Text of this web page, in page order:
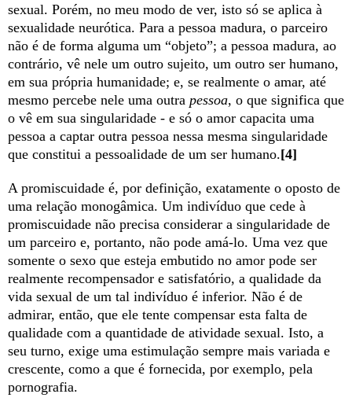
sexual. Porém, no meu modo de ver, isto só se aplica à
sexualidade neurótica. Para a pessoa madura, o parceiro
não é de forma alguma um “objeto”; a pessoa madura, ao
contrário, vê nele um outro sujeito, um outro ser humano,
em sua própria humanidade; e, se realmente o amar, até
mesmo percebe nele uma outra pessoa, o que significa que
o vê em sua singularidade - e só o amor capacita uma
pessoa a captar outra pessoa nessa mesma singularidade
que constitui a pessoalidade de um ser humano.[4]
A promiscuidade é, por definição, exatamente o oposto de
uma relação monogâmica. Um indivíduo que cede à
promiscuidade não precisa considerar a singularidade de
um parceiro e, portanto, não pode amá-lo. Uma vez que
somente o sexo que esteja embutido no amor pode ser
realmente recompensador e satisfatório, a qualidade da
vida sexual de um tal indivíduo é inferior. Não é de
admirar, então, que ele tente compensar esta falta de
qualidade com a quantidade de atividade sexual. Isto, a
seu turno, exige uma estimulação sempre mais variada e
crescente, como a que é fornecida, por exemplo, pela
pornografia.